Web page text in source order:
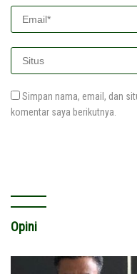
Simpan nama, email, dan
komentar saya berikutnya.
Opini